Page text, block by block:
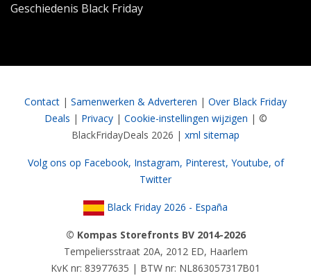
Geschiedenis Black Friday
Contact | Samenwerken & Adverteren | Over Black Friday
Deals | Privacy| Cookie-instellingen wijzigen | ©
BlackFridayDeals 2026 | xml sitemap
Volg ons op Facebook, Instagram, Pinterest, Youtube, of
Twitter
Black Friday 2026 - España
© Kompas Storefronts BV 2014-2026
Tempeliersstraat 20A, 2012 ED, Haarlem
KvK nr: 83977635 | BTW nr: NL863057317B01